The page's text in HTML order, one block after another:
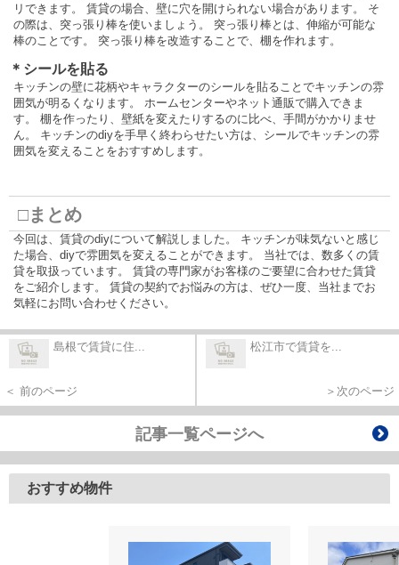
リできます。 賃貸の場合、壁に穴を開けられない場合があります。 そ
の際は、突っ張り棒を使いましょう。 突っ張り棒とは、伸縮が可能な
棒のことです。 突っ張り棒を改造することで、棚を作れます。
＊シールを貼る
キッチンの壁に花柄やキャラクターのシールを貼ることでキッチンの雰
囲気が明るくなります。 ホームセンターやネット通販で購入できま
す。 棚を作ったり、壁紙を変えたりするのに比べ、手間がかかりませ
ん。 キッチンのdiyを手早く終わらせたい方は、シールでキッチンの雰
囲気を変えることをおすすめします。
□まとめ
今回は、賃貸のdiyについて解説しました。 キッチンが味気ないと感じ
た場合、diyで雰囲気を変えることができます。 当社では、数多くの賃
貸を取扱っています。 賃貸の専門家がお客様のご要望に合わせた賃貸
をご紹介します。 賃貸の契約でお悩みの方は、ぜひ一度、当社までお
気軽にお問い合わせください。
島根で賃貸に住...
＜ 前のページ
松江市で賃貸を...
＞次のページ
記事一覧ページへ
おすすめ物件